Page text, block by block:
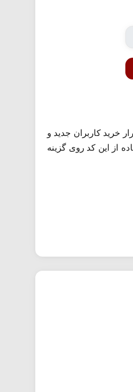
اولی سفارش و تکرار خرید کاربران جدید و
از این کد روی گزینه